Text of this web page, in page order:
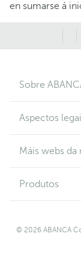
en sumarse á
Sobre
Aspectos
Máis webs da
Produtos
© 2026 ABANCA